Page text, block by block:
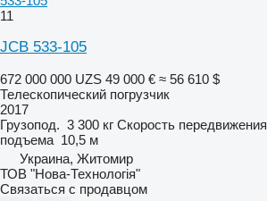
11
JCB 533-105
672 000 000 UZS 49 000 € ≈ 56 610 $
Телескопический погрузчик
2017
Грузопод. 3 300 кг Скорость передвижения
подъема 10,5 м
Украина, Житомир
ТОВ "Нова-Технологія"
Связаться с продавцом